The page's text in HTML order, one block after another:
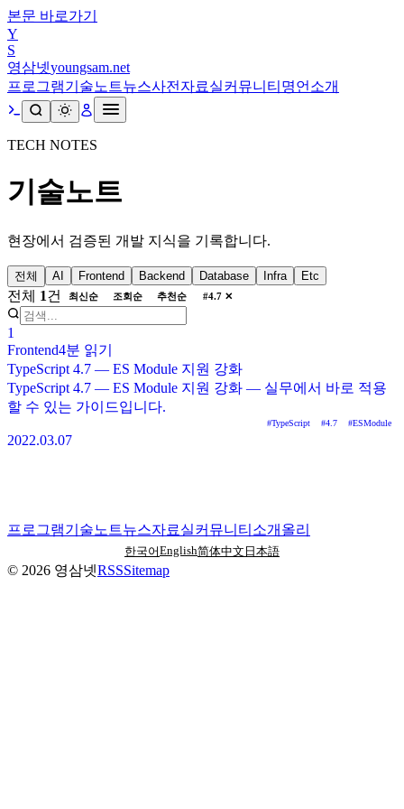
본문 바로가기
Y
S
영삼넷youngsam.net
프로그램기술노트뉴스사전 자료실커뮤니티 명언 소개
TECH NOTES
기술노트
현장에서 검증된 개발 지식을 기록합니다.
전체 AI Frontend Backend Database Infra Etc
전체 1건 최신순 조회순 추천순 #4.7 ✕
1
Frontend4분 읽기
TypeScript 4.7 — ES Module 지원 강화
TypeScript 4.7 — ES Module 지원 강화 — 실무에서 바로 적용
할 수 있는 가이드입니다.
#TypeScript #4.7 #ESModule
2022.03.07
프로그램기술노트뉴스자료실커뮤니티 소개 올리
한국어English简体中文 日本語
© 2026 영삼넷RSSSitemap